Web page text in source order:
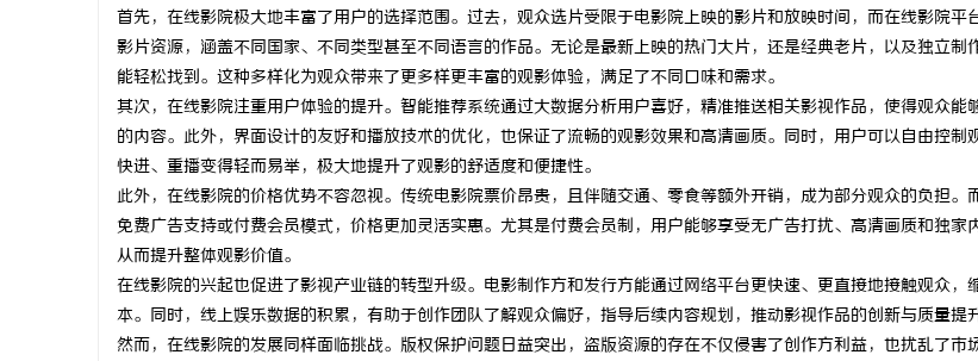
首先，在线影院极大地丰富了用户的选择范围。过去，观众选片受限于电影院上映的影片和放映时间，而在线影院平
影片资源，涵盖不同国家、不同类型甚至不同语言的作品。无论是最新上映的热门大片，还是经典老片，以及独立制
能轻松找到。这种多样化为观众带来了更多样更丰富的观影体验，满足了不同口味和需求。
其次，在线影院注重用户体验的提升。智能推荐系统通过大数据分析用户喜好，精准推送相关影视作品，使得观众能
的内容。此外，界面设计的友好和播放技术的优化，也保证了流畅的观影效果和高清画质。同时，用户可以自由控制
快进、重播变得轻而易举，极大地提升了观影的舒适度和便捷性。
此外，在线影院的价格优势不容忽视。传统电影院票价昂贵，且伴随交通、零食等额外开销，成为部分观众的负担。
免费广告支持或付费会员模式，价格更加灵活实惠。尤其是付费会员制，用户能够享受无广告打扰、高清画质和独家
从而提升整体观影价值。
在线影院的兴起也促进了影视产业链的转型升级。电影制作方和发行方能通过网络平台更快速、更直接地接触观众，
本。同时，线上娱乐数据的积累，有助于创作团队了解观众偏好，指导后续内容规划，推动影视作品的创新与质量提升
然而，在线影院的发展同样面临挑战。版权保护问题日益突出，盗版资源的存在不仅侵害了创作方利益，也扰乱了市